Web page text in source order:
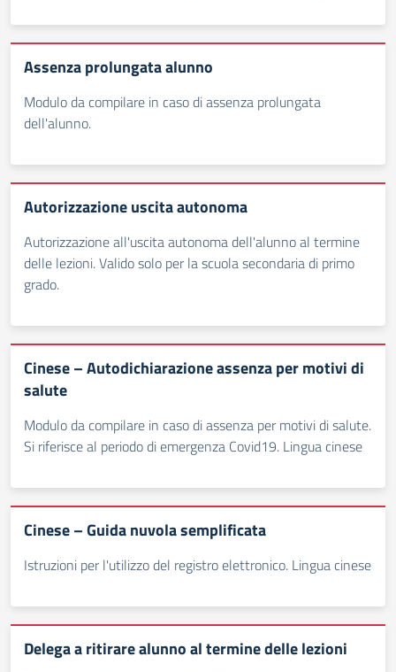
Assenza prolungata alunno
Modulo da compilare in caso di assenza prolungata
dell'alunno.
Autorizzazione uscita autonoma
Autorizzazione all'uscita autonoma dell'alunno al termine
delle lezioni. Valido solo per la scuola secondaria di primo
grado.
Cinese – Autodichiarazione assenza per motivi di
salute
Modulo da compilare in caso di assenza per motivi di salute.
Si riferisce al periodo di emergenza Covid19. Lingua cinese
Cinese – Guida nuvola semplificata
Istruzioni per l'utilizzo del registro elettronico. Lingua cinese
Delega a ritirare alunno al termine delle lezioni